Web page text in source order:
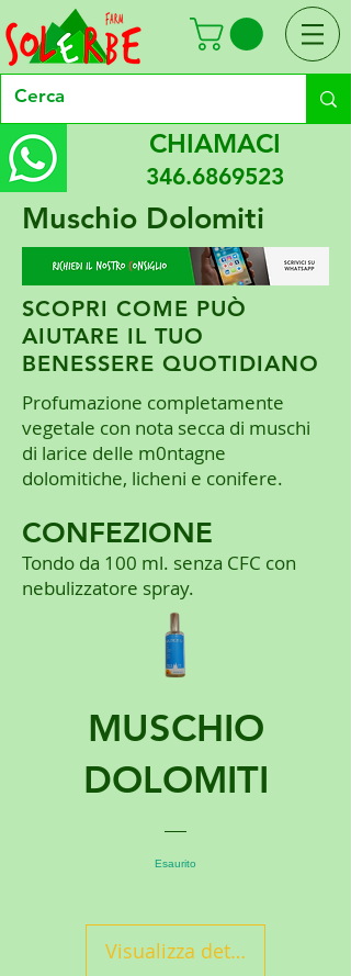
CHIAMACI
346.6869523
Muschio Dolomiti
SCOPRI COME PUÒ
AIUTARE IL TUO
BENESSERE QUOTIDIANO
Profumazione completamente
vegetale con nota secca di muschi
di larice delle m0ntagne
dolomitiche, licheni e conifere.
CONFEZIONE
Tondo da 100 ml. senza CFC con
nebulizzatore spray.
MUSCHIO
DOLOMITI
Esaurito
Visualizza dettagli